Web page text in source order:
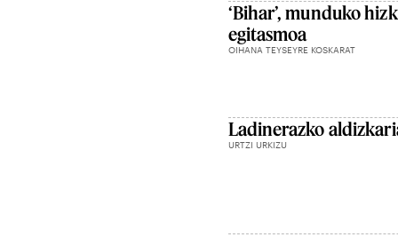
‘Bihar’, munduko
egitasmoa
OIHANA TEYSEYRE KOSKARAT
Ladinerazko
URTZI URKIZU